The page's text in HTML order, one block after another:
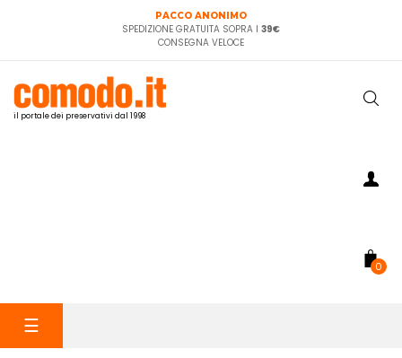
PACCO ANONIMO
SPEDIZIONE GRATUITA SOPRA I 39€
CONSEGNA VELOCE
il portale dei preservativi dal 1998
0
navigazione
☰